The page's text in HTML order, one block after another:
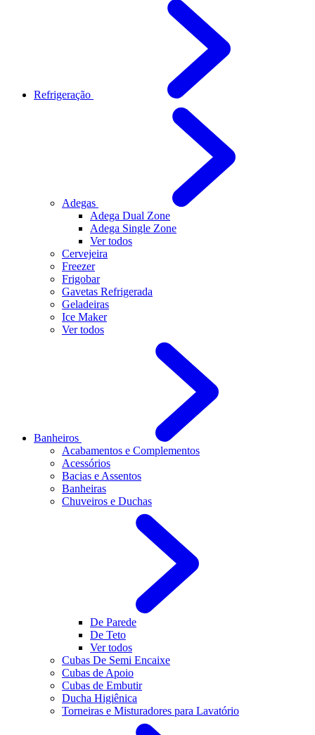
Refrigeração
Adegas
Adega Dual Zone
Adega Single Zone
Ver todos
Cervejeira
Freezer
Frigobar
Gavetas Refrigerada
Geladeiras
Ice Maker
Ver todos
Banheiros
Acabamentos e Complementos
Acessórios
Bacias e Assentos
Banheiras
Chuveiros e Duchas
De Parede
De Teto
Ver todos
Cubas De Semi Encaixe
Cubas de Apoio
Cubas de Embutir
Ducha Higiênica
Torneiras e Misturadores para Lavatório